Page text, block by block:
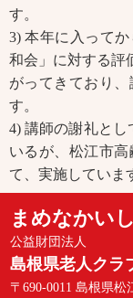
す。
3) 本年に入って
和会」に対する評
がってきており
す。
4) 講師の謝礼とし
いるが、松江市
て、実施していま
まめなかい
公益財団法人
島根県老人クラ
〒690-0011 島根県松